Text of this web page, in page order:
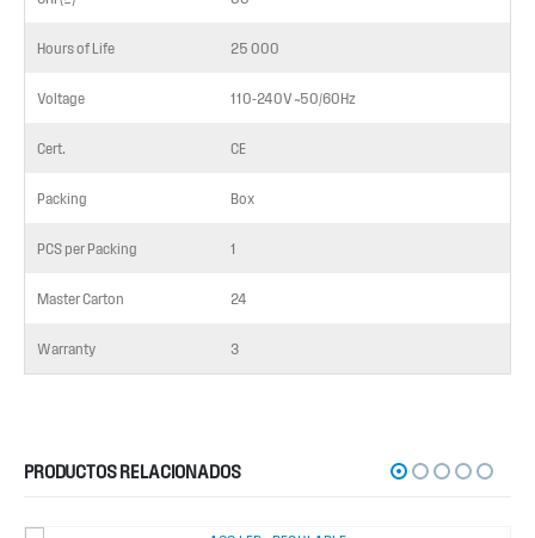
Hours of Life 25 000
Voltage 110-240V ̴ 50/60Hz
Cert. CE
Packing Box
PCS per Packing 1
Master Carton 24
Warranty 3
PRODUCTOS RELACIONADOS